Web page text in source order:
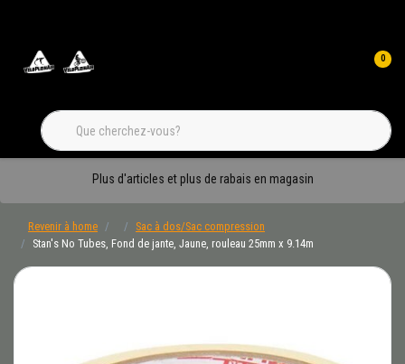
0
Plus d'articles et plus de rabais en magasin
Revenir à home
Sac à dos/Sac compression
Stan's No Tubes, Fond de jante, Jaune, rouleau 25mm x 9.14m